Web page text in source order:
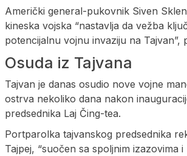
Američki general-pukovnik Siven
kineska vojska “nastavlja da vežba
potencijalnu vojnu invaziju na Tajvan”,
Osuda iz Tajvana
Tajvan je danas osudio nove vojne
ostrva nekoliko dana nakon
predsednika Laj Čing-tea.
Portparolka tajvanskog predsednika
Tajpej, “suočen sa spoljnim izazovima